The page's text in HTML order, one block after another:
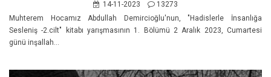
14-11-2023
13273
Muhterem Hocamız Abdullah Demircioğlu'nun, "Hadislerle İnsanlığa
Sesleniş -2.cilt" kitabı yarışmasının 1. Bölümü 2 Aralık 2023, Cumartesi
günü inşallah...